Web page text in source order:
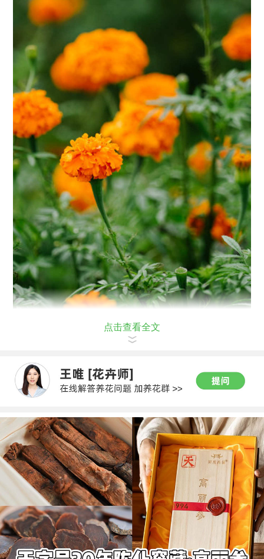
点击查看全文